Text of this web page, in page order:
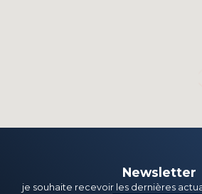
Newsletter
je souhaite recevoir les dernières